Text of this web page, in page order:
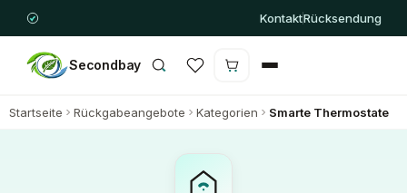
KontaktRücksendung
Secondbay
Warenkorb ist leer
Startseite Rückgabeangebote Kategorien Smarte Thermostate